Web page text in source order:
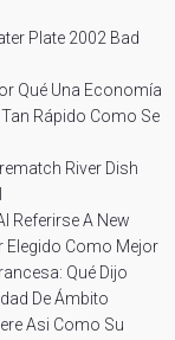
Plate 2002 Bad
Qué Una Economía
Rápido Como Se
River Dish
Referirse A New
Elegido Como Mejor
Qué Dijo
De Ámbito
Asi Como Su